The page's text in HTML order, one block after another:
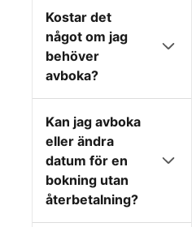
Kostar det
något om jag
behöver
avboka?
Kan jag avboka
eller ändra
datum för en
bokning utan
återbetalning?